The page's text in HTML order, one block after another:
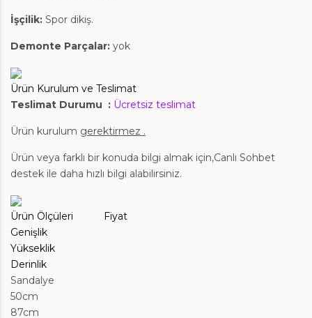
İşçilik: Spor dikiş.
Demonte Parçalar: yok
Ürün Kurulum ve Teslimat
Teslimat Durumu : Ücretsiz teslimat
Ürün kurulum gerektirmez .
Ürün veya farklı bir konuda bilgi almak için,Canlı Sohbet
destek ile daha hızlı bilgi alabilirsiniz.
Ürün Ölçüleri Fiyat
Genişlik
Yükseklik
Derinlik
Sandalye
50cm
87cm